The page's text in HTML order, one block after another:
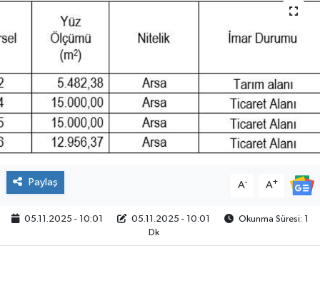
Paylaş A- A+
05.11.2025 - 10:01 05.11.2025 - 10:01
Okunma Süresi: 1
Dk